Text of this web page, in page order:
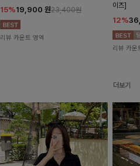
15%19,900 원23,400원
리뷰 카운트 영역
이즈]
12%
리뷰 카운
더보기